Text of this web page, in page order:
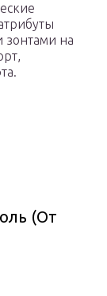
зонтами на
(От